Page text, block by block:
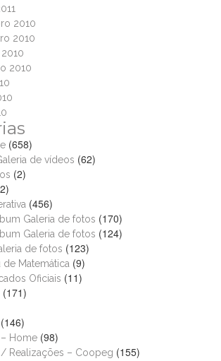
2010
2010
2010
(658)
de vídeos (62)
(2)
(456)
Galeria de fotos (170)
Galeria de fotos (124)
de fotos (123)
de Matemática (9)
Oficiais (11)
(171)
(146)
Home (98)
/ Realizações – Coopeg (155)